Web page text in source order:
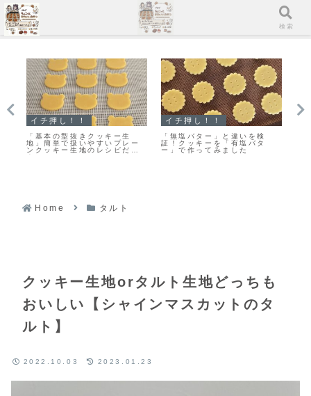
イチ押し！！
「基本の型抜きクッキー生
地」簡単で扱いやすいプレー
ンクッキー生地のレシピだ
よ！
イチ押し！！
「無塩バター」と違いを検
証！クッキーを「有塩バタ
ー」で作ってみました
Home タルト
クッキー生地orタルト生地どっちも
おいしい【シャインマスカットのタ
ルト】
2022.10.03 2023.01.23
メニュー 検索